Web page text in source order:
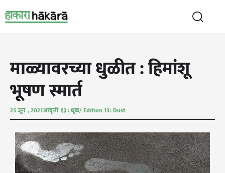
माळ्यावरच्या धुळीत : हिमांशू
भूषण स्मार्त
25 जून , 2021आवृत्ती १३ : धूळ/ Edition 13: Dust